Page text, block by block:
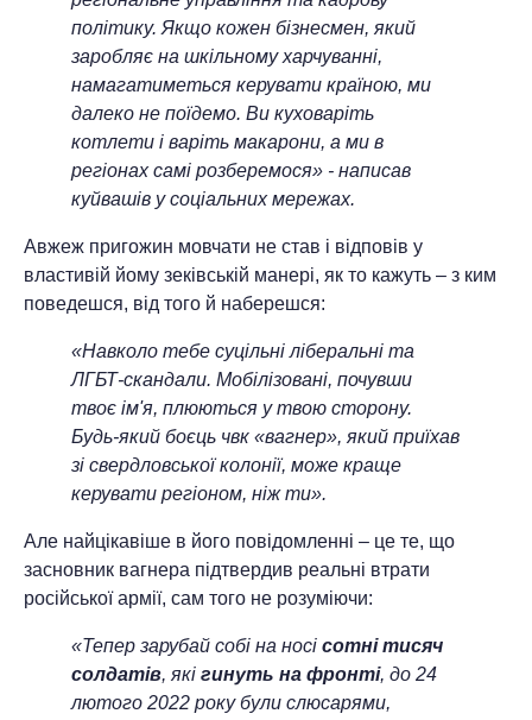
політику. Якщо кожен бізнесмен, який
заробляє на шкільному харчуванні,
намагатиметься керувати країною, ми
далеко не поїдемо. Ви куховаріть
котлети і варіть макарони, а ми в
регіонах самі розберемося» - написав
куйвашів у соціальних мережах.
Авжеж пригожин мовчати не став і відповів у
властивій йому зеківській манері, як то кажуть – з ким
поведешся, від того й наберешся:
«Навколо тебе суцільні ліберальні та
ЛГБТ-скандали. Мобілізовані, почувши
твоє ім'я, плюються у твою сторону.
Будь-який боєць чвк «вагнер», який приїхав
зі свердловської колонії, може краще
керувати регіоном, ніж ти».
Але найцікавіше в його повідомленні – це те, що
засновник вагнера підтвердив реальні втрати
російської армії, сам того не розуміючи:
«Тепер зарубай собі на носі сотні тисяч
солдатів, які гинуть на фронті, до 24
лютого 2022 року були слюсарями,